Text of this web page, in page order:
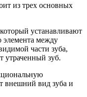
из трех основных
устанавливают
элемента между
части зуба,
утраченный зуб.
внешний вид зуба и